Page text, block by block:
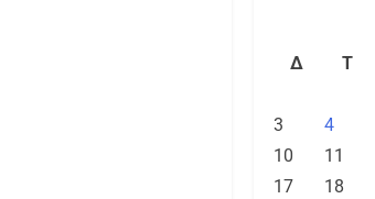
Δ
Τ
3
4
10
11
17
18